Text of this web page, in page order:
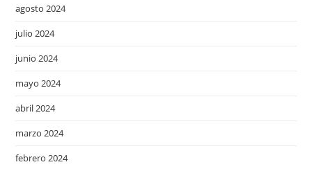
agosto 2024
julio 2024
junio 2024
mayo 2024
abril 2024
marzo 2024
febrero 2024